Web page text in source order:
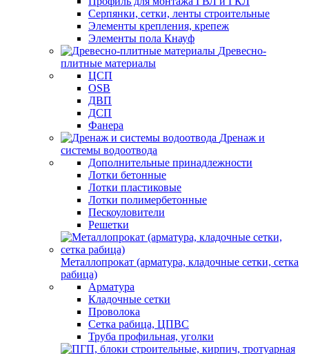
Серпянки, сетки, ленты строительные
Элементы крепления, крепеж
Элементы пола Кнауф
Древесно-
плитные материалы
ЦСП
OSB
ДВП
ДСП
Фанера
Дренаж и
системы водоотвода
Дополнительные принадлежности
Лотки бетонные
Лотки пластиковые
Лотки полимербетонные
Пескоуловители
Решетки
Металлопрокат (арматура, кладочные сетки, сетка
рабица)
Арматура
Кладочные сетки
Проволока
Сетка рабица, ЦПВС
Труба профильная, уголки